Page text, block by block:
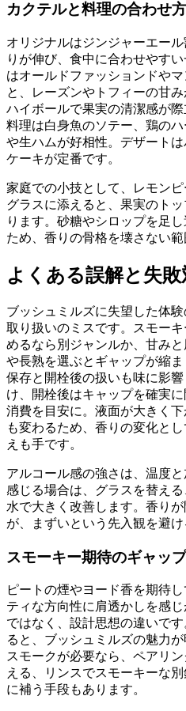
カクテルと料理の合わせ方
オリジナルはジンジャーエー
りが伸び、食中に合わせやす
はオールドファッションドや
と、レーズンやトフィーの甘
ハイボールで果実の清潔感が際
料理は白身魚のソテー、鶏の
や生ハムが好相性。デザート
ケーキが定番です。
家庭での小技として、レモン
グラスに添えると、果実のト
ります。砂糖やシロップを足
ため、香りの骨格を壊さない範
よくある誤解と失敗
ブッシュミルズに失望した体
取り扱いのミスです。スモー
めるなら別ジャンルか、甘み
や長熟を選ぶとギャップが縮ま
保存と開栓後の扱いも味に影
け、開栓後はキャップを確実
消費を目安に。液面が大きく
も変わるため、香りの変化と
えも手です。
アルコール感の強さは、温度
感じる場合は、グラスを替え
水で大きく改善します。香り
が、まずいという先入観を避け
スモーキー期待のギャップ
ピートの煙やヨード香を期待
ティな方向性に肩透かしを感
ではなく、設計思想の違いで
ると、ブッシュミルズの魅力が
スモークが必要なら、ペアリ
える、リンスでスモーキーな
に補う手段もあります。